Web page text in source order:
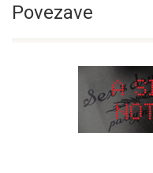
Povezave